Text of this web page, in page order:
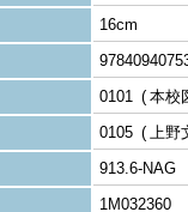
16cm
0101
本校
0105
上野
913.6-NAG
1M032360